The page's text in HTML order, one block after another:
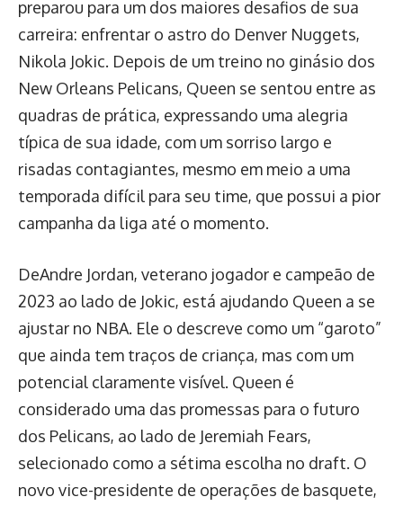
preparou para um dos maiores desafios de sua
carreira: enfrentar o astro do Denver Nuggets,
Nikola Jokic. Depois de um treino no ginásio dos
New Orleans Pelicans, Queen se sentou entre as
quadras de prática, expressando uma alegria
típica de sua idade, com um sorriso largo e
risadas contagiantes, mesmo em meio a uma
temporada difícil para seu time, que possui a pior
campanha da liga até o momento.
DeAndre Jordan, veterano jogador e campeão de
2023 ao lado de Jokic, está ajudando Queen a se
ajustar no NBA. Ele o descreve como um “garoto”
que ainda tem traços de criança, mas com um
potencial claramente visível. Queen é
considerado uma das promessas para o futuro
dos Pelicans, ao lado de Jeremiah Fears,
selecionado como a sétima escolha no draft. O
novo vice-presidente de operações de basquete,